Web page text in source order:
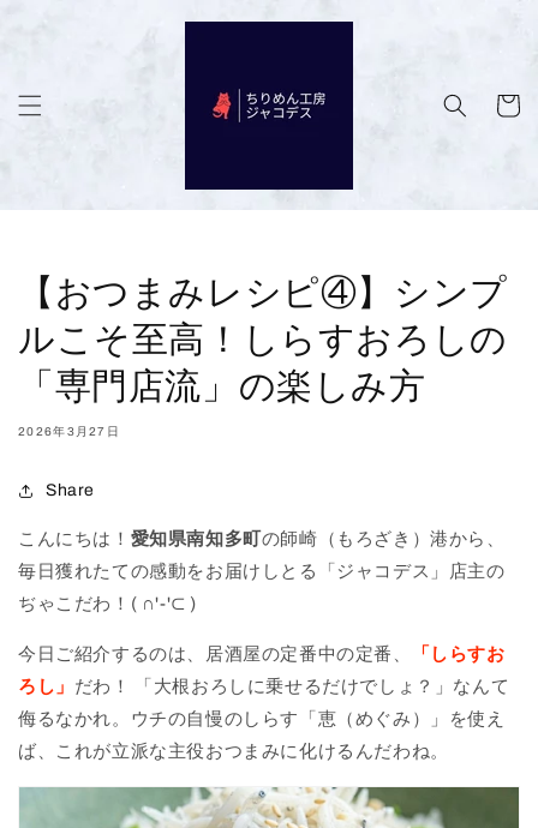
ー
【おつまみレシピ④】シンプ
ルこそ至高！しらすおろしの
「専門店流」の楽しみ方
2026年3月27日
Share
こんにちは！ 愛知県南知多町の師崎（もろざき）港から、
毎日獲れたての感動をお届けしとる「ジャコデス」店主の
ぢゃこだわ！( ∩'-'⊂ )
今日ご紹介するのは、居酒屋の定番中の定番、
「しらすお
ろし」 だわ！ 「大根おろしに乗せるだけでしょ？」なんて
侮るなかれ。ウチの自慢のしらす「恵（めぐみ）」を使え
ば、これが立派な主役おつまみに化けるんだわね。